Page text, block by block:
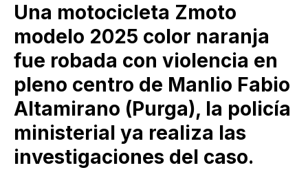
Una motocicleta Zmoto
modelo 2025 color naranja
fue robada con violencia en
pleno centro de Manlio Fabio
Altamirano (Purga), la policía
ministerial ya realiza las
investigaciones del caso.